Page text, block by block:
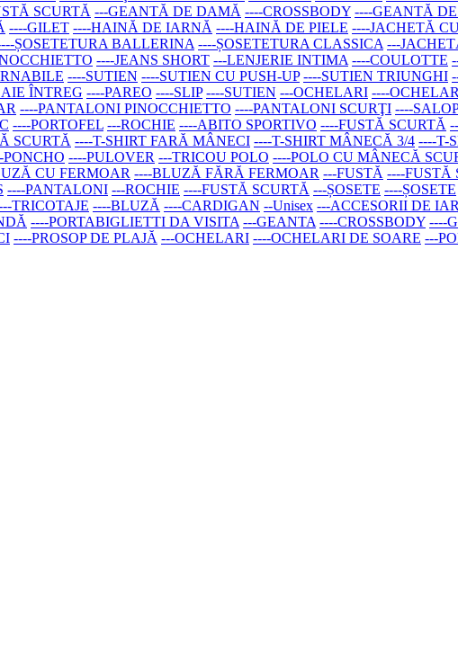
SCURTĂ ---GEANTĂ DE DAMĂ ----CROSSBODY ----GEANTĂ
----GILET ----HAINĂ DE IARNĂ ----HAINĂ DE PIELE ----JACHETĂ
ȘOSETETURA BALLERINA ----ȘOSETETURA CLASSICA ---
----JEANS SHORT ---LENJERIE INTIMA ----COULOTTE
----SUTIEN ----SUTIEN CU PUSH-UP ----SUTIEN TRIUNGHI
ÎNTREG ----PAREO ----SLIP ----SUTIEN ---OCHELARI ----
----PANTALONI PINOCCHIETTO ----PANTALONI SCURŢI ----
----PORTOFEL ---ROCHIE ----ABITO SPORTIVO ----FUSTĂ SCURTĂ
SCURTĂ ----T-SHIRT FARĂ MÂNECI ----T-SHIRT MÂNECĂ 3/4 ----T-
PONCHO ----PULOVER ---TRICOU POLO ----POLO CU MÂNECĂ
CU FERMOAR ----BLUZĂ FĂRĂ FERMOAR ---FUSTĂ ----FUSTĂ
----PANTALONI ---ROCHIE ----FUSTĂ SCURTĂ ---ȘOSETE ----ȘOSETE
TRICOTAJE ----BLUZĂ ----CARDIGAN --Unisex ---ACCESORII DE
----PORTABIGLIETTI DA VISITA ---GEANTA ----CROSSBODY ----
----PROSOP DE PLAJĂ ---OCHELARI ----OCHELARI DE SOARE ---